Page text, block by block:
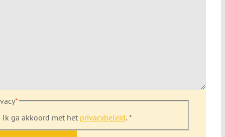
*
Ik ga akkoord met het privacybeleid. *